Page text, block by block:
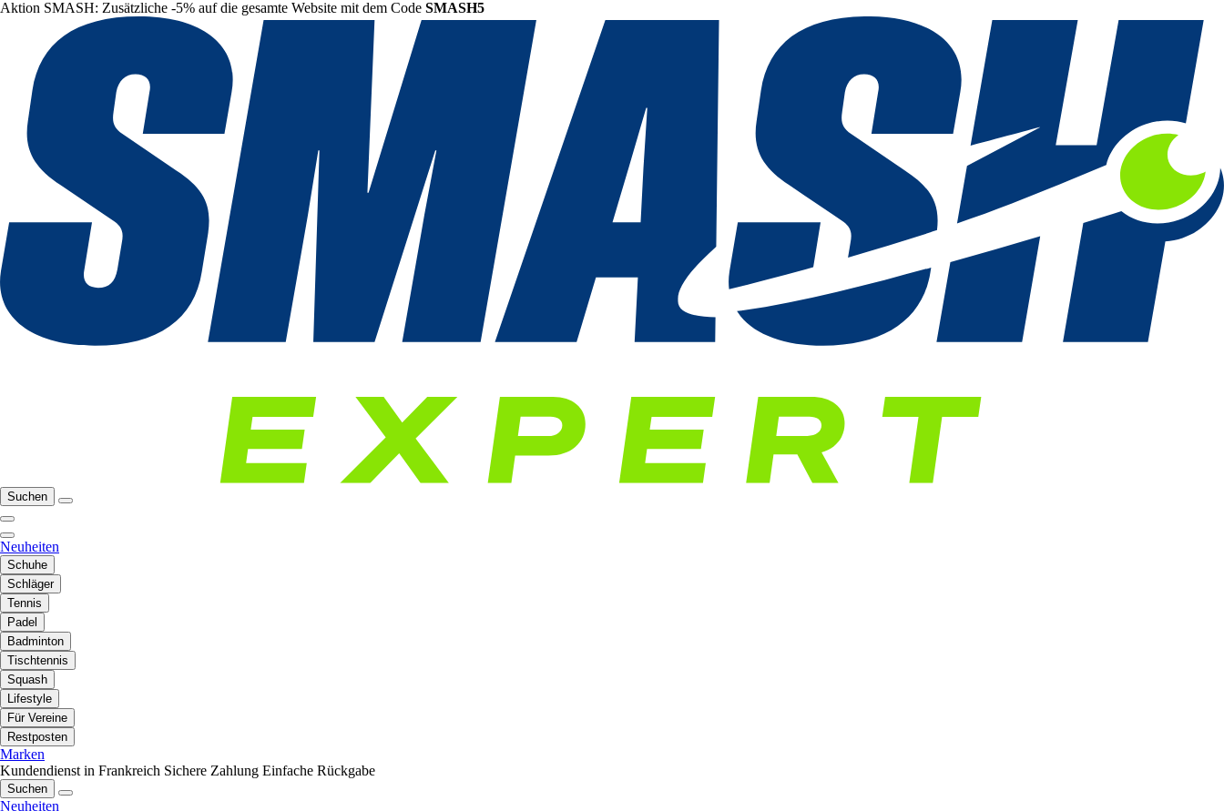
Aktion SMASH: Zusätzliche -5% auf die gesamte Website mit dem Code SMASH5
Suchen
Neuheiten
Schuhe
Schläger
Tennis
Padel
Badminton
Tischtennis
Squash
Lifestyle
Für Vereine
Restposten
Marken
Kundendienst in Frankreich Sichere Zahlung Einfache Rückgabe
Suchen
Neuheiten